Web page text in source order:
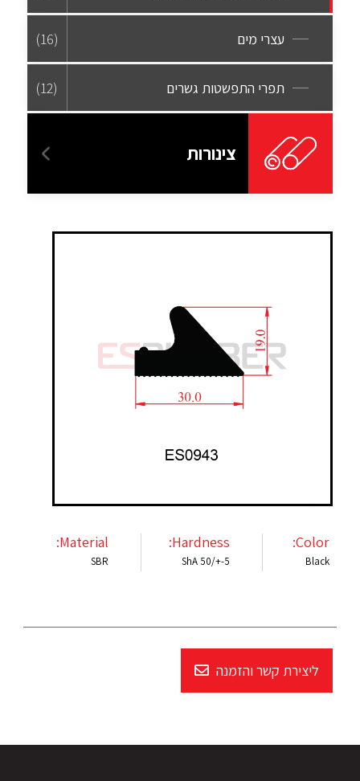
עצרי מים (16)
תפרי התפשטות גשרים (12)
צינורות
Color:
Black
Hardness:
ShA 50/+-5
Material:
SBR
ליצירת קשר והזמנה